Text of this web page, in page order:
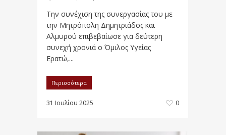
Την συνέχιση της συνεργασίας του με
την Μητρόπολη Δημητριάδος και
Αλμυρού επιβεβαίωσε για δεύτερη
συνεχή χρονιά ο Όμιλος Υγείας
Ερατώ,...
Περισσότερα
31 Ιουλίου 2025 0